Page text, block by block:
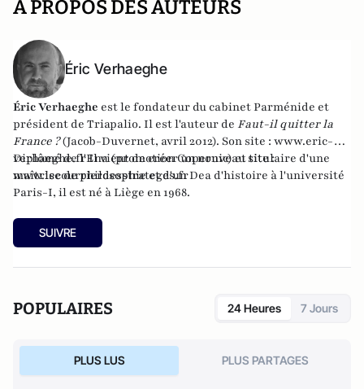
A PROPOS DES AUTEURS
Éric Verhaeghe
Éric Verhaeghe est le fondateur du cabinet Parménide et
président de Triapalio. Il est l'auteur de Faut-il quitter la
France ?(Jacob-Duvernet, avril 2012). Son site : www.eric-
verhaeghe.frIl vient de créer un nouveau site :
www.lecourrierdesstrateges.fr
Diplômé de l'Ena (promotion Copernic) et titulaire d'une
maîtrise de philosophie et d'un Dea d'histoire à l'université
Paris-I, il est né à Liège en 1968.
SUIVRE
POPULAIRES 24 Heures 7 Jours
PLUS LUS PLUS PARTAGES